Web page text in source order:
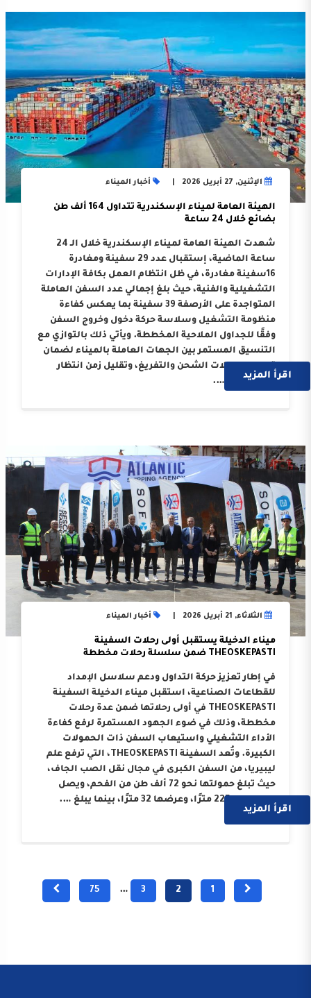
الإثنين, 27 أبريل 2026 أخبار الميناء
الهيئة العامة لميناء الإسكندرية تتداول 164 ألف طن
بضائع خلال 24 ساعة
شهدت الهيئة العامة لميناء الإسكندرية خلال الـ 24
ساعة الماضية، إستقبال عدد 29 سفينة ومغادرة
16سفينة مغادرة، في ظل انتظام العمل بكافة الإدارات
التشغيلية والفنية، حيث بلغ إجمالي عدد السفن العاملة
المتواجدة على الأرصفة 39 سفينة بما يعكس كفاءة
منظومة التشغيل وسلاسة حركة دخول وخروج السفن
وفقًا للجداول الملاحية المخططة. ويأتي ذلك بالتوازي مع
التنسيق المستمر بين الجهات العاملة بالميناء لضمان
تسريع معدلات الشحن والتفريغ، وتقليل زمن انتظار
السفن، بما ….
اقرأ المزيد
الثلاثاء, 21 أبريل 2026 أخبار الميناء
ميناء الدخيلة يستقبل أولى رحلات السفينة
THEOSKEPASTI ضمن سلسلة رحلات مخططة
في إطار تعزيز حركة التداول ودعم سلاسل الإمداد
للقطاعات الصناعية، استقبل ميناء الدخيلة السفينة
THEOSKEPASTI في أولى رحلاتها ضمن عدة رحلات
مخططة، وذلك في ضوء الجهود المستمرة لرفع كفاءة
الأداء التشغيلي واستيعاب السفن ذات الحمولات
الكبيرة. وتُعد السفينة THEOSKEPASTI، التي ترفع علم
ليبيريا، من السفن الكبرى في مجال نقل الصب الجاف،
حيث تبلغ حمولتها نحو 72 ألف طن من الفحم، ويصل
طولها إلى 225 مترًا، وعرضها 32 مترًا، بينما يبلغ ….
اقرأ المزيد
1
2
3
…
75